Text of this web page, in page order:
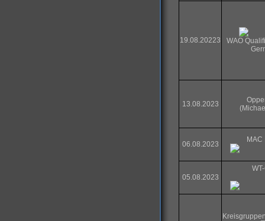
19.08.20223
WAO
13.08.2023
06.08.2023
MAC
05.08.2023